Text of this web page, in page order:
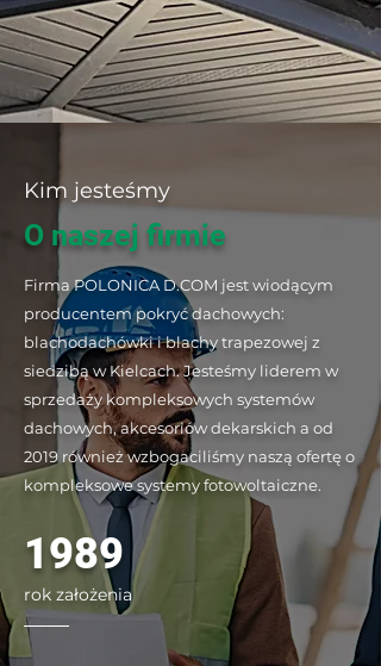
Kim jesteśmy
O naszej firmie
Firma POLONICA D.COM jest wiodącym
producentem pokryć dachowych:
blachodachówki i blachy trapezowej z
siedzibą w Kielcach. Jesteśmy liderem w
sprzedaży kompleksowych systemów
dachowych, akcesoriów dekarskich a od
2019 również wzbogaciliśmy naszą ofertę o
kompleksowe systemy fotowoltaiczne.
1989
rok założenia